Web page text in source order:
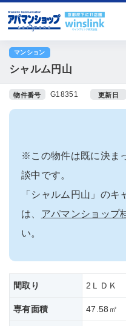
マンション
シャルム円山
物件番号 G18351 更新日
※この物件は既に決ま
談中です。
「シャルム円山」の
は、 アパマンショップ
い。
間取り 2ＬＤＫ
専有面積 47.58㎡